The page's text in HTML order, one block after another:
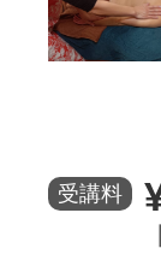
受講料